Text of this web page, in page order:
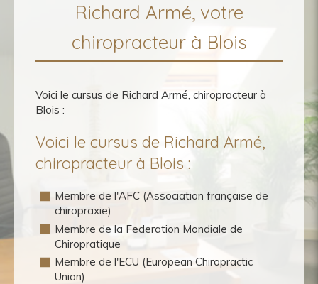
Richard Armé, votre
chiropracteur à Blois
Voici le cursus de Richard Armé, chiropracteur à
Blois :
Voici le cursus de Richard Armé,
chiropracteur à Blois :
Membre de l'AFC (Association française de
chiropraxie)
Membre de la Federation Mondiale de
Chiropratique
Membre de l'ECU (European Chiropractic
Union)